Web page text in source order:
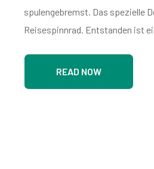
spulengebremst. Das spezielle
Reisespinnrad. Entstanden ist
READ NOW